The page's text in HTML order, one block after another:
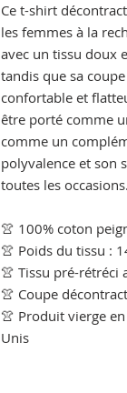
Ce t-shirt
les femmes à la
avec un tissu doux
tandis que sa
confortable et
être porté comme
comme un
polyvalence et son
toutes les occasions.
👚 100% coton
👚 Poids du tissu :
👚 Tissu pré-rétréci
👚 Coupe
👚 Produit vierge
Unis